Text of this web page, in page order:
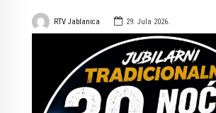
RTV Jablanica 29. Jula 2026.